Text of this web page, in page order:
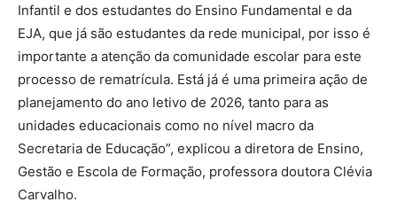
Infantil e dos estudantes do Ensino Fundamental e da
EJA, que já são estudantes da rede municipal, por isso é
importante a atenção da comunidade escolar para este
processo de rematrícula. Está já é uma primeira ação de
planejamento do ano letivo de 2026, tanto para as
unidades educacionais como no nível macro da
Secretaria de Educação”, explicou a diretora de Ensino,
Gestão e Escola de Formação, professora doutora Clévia
Carvalho.